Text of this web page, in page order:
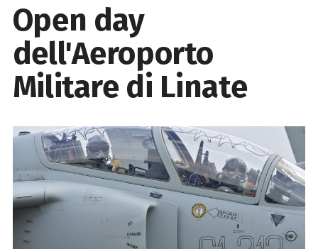
Open day
dell'Aeroporto
Militare di Linate